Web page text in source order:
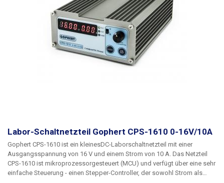
Einstellung der Displayhelligkeit und dieSpeicherung der Einstellungen
in individuellen Makros (bis zu 10). Auf zwei dieser Makros (M1 und M2)
kann direkt vom Hauptbildschirm aus schnell zugegriffen werden.
Außerdem gibt es eine Wertsperre. Wir empfehlen eines unserer
Industrienetzteile für die externe Stromversorgung dieses
Schaltnetzteils. Abmessungen der Montageöffnung: 76,8 x 39 mm.
Labor-Schaltnetzteil Gophert CPS-1610 0-16V/10A
Gophert CPS-1610 ist ein kleinesDC-Laborschaltnetzteil mit einer
Ausgangsspannung von 16 V und einem Strom von 10 A. Das Netzteil
CPS-1610 ist mikroprozessorgesteuert (MCU) und verfügt über eine sehr
einfache Steuerung - einen Stepper-Controller, der sowohl Strom als